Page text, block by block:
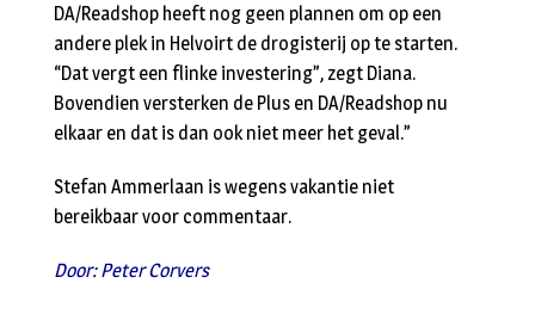
DA/Readshop heeft nog geen plannen om op een
andere plek in Helvoirt de drogisterij op te starten.
“Dat vergt een flinke investering”, zegt Diana.
Bovendien versterken de Plus en DA/Readshop nu
elkaar en dat is dan ook niet meer het geval.”
Stefan Ammerlaan is wegens vakantie niet
bereikbaar voor commentaar.
Door: Peter Corvers